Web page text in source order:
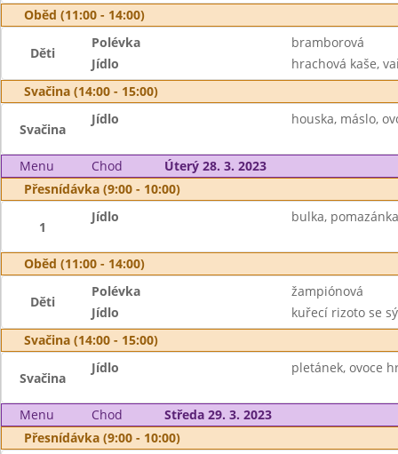
Oběd (11:00 - 14:00)
Děti
Polévka
bramborová
Jídlo
hrachová kaše,
Svačina (14:00 - 15:00)
Svačina
Jídlo houska, máslo,
Menu Chod
Úterý 28. 3. 2023
Přesnídávka (9:00 - 10:00)
1
Jídlo bulka,
Oběd (11:00 - 14:00)
Děti
Polévka
žampiónová
Jídlo
kuřecí rizoto se
Svačina (14:00 - 15:00)
Svačina
Jídlo pletánek, ovoce
Menu Chod
Středa 29. 3. 2023
Přesnídávka (9:00 - 10:00)